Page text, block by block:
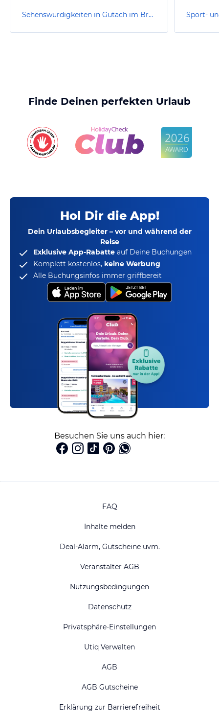
Sehenswürdigkeiten in Gutach im Breisgau
Finde Deinen perfekten Urlaub
Hol Dir die App!
Dein Urlaubsbegleiter – vor und während der
Reise
Exklusive App-Rabatte auf Deine Buchungen
Komplett kostenlos, keine Werbung
Alle Buchungsinfos immer griffbereit
Besuchen Sie uns auch hier:
FAQ
Inhalte melden
Deal-Alarm, Gutscheine uvm.
Veranstalter AGB
Nutzungsbedingungen
Datenschutz
Privatsphäre-Einstellungen
Utiq Verwalten
AGB
AGB Gutscheine
Erklärung zur Barrierefreiheit